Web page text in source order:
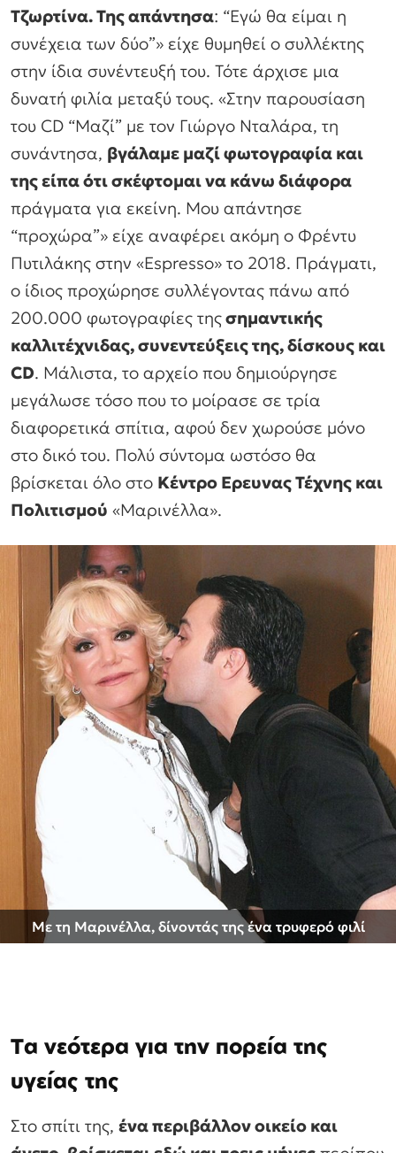
Τζωρτίνα. Της απάντησα: “Εγώ θα είμαι η
συνέχεια των δύο”» είχε θυμηθεί ο συλλέκτης
στην ίδια συνέντευξή του. Τότε άρχισε μια
δυνατή φιλία μεταξύ τους. «Στην παρουσίαση
του CD “Μαζί” με τον Γιώργο Νταλάρα, τη
συνάντησα, βγάλαμε μαζί φωτογραφία και
της είπα ότι σκέφτομαι να κάνω διάφορα
πράγματα για εκείνη. Μου απάντησε
“προχώρα”» είχε αναφέρει ακόμη ο Φρέντυ
Πυτιλάκης στην «Espresso» το 2018. Πράγματι,
ο ίδιος προχώρησε συλλέγοντας πάνω από
200.000 φωτογραφίες τηςσημαντικής
καλλιτέχνιδας, συνεντεύξεις της, δίσκους και
CD. Μάλιστα, το αρχείο που δημιούργησε
μεγάλωσε τόσο που το μοίρασε σε τρία
διαφορετικά σπίτια, αφού δεν χωρούσε μόνο
στο δικό του. Πολύ σύντομα ωστόσο θα
βρίσκεται όλο στο Κέντρο Ερευνας Τέχνης και
Πολιτισμού «Μαρινέλλα».
Mε τη Μαρινέλλα, δίνοντάς της ένα τρυφερό φιλί
Τα νεότερα για την πορεία της
υγείας της
Στο σπίτι της, ένα περιβάλλον οικείο και